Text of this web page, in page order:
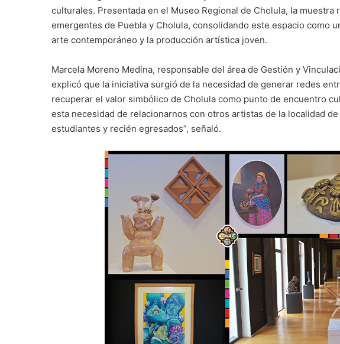
culturales. Presentada en el Museo Regional de Cholula, la muestra
emergentes de Puebla y Cholula, consolidando este espacio como
arte contemporáneo y la producción artística joven.
Marcela Moreno Medina, responsable del área de Gestión y
explicó que la iniciativa surgió de la necesidad de generar redes
recuperar el valor simbólico de Cholula como punto de encuentro
esta necesidad de relacionarnos con otros artistas de la localidad
estudiantes y recién egresados”, señaló.